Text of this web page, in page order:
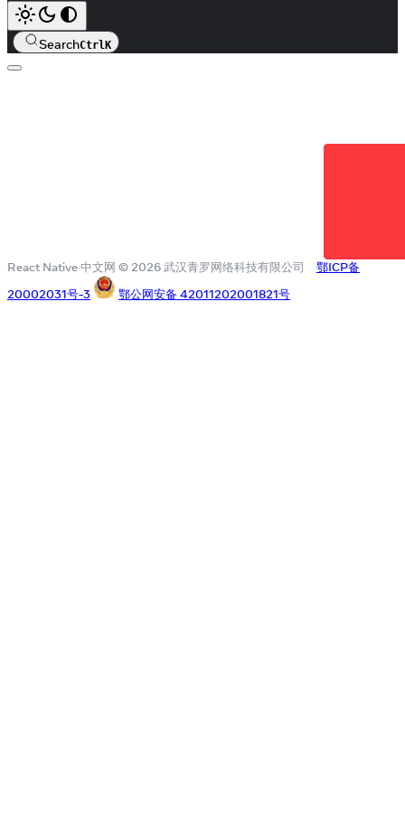
SearchCtrlK
React Native 中文网 © 2026 武汉青罗网络科技有限公司
鄂ICP备
20002031号-3
鄂公网安备 42011202001821号